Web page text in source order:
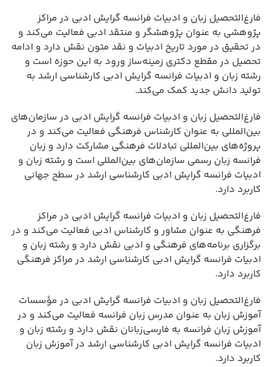
فارغ‌التحصیل زبان و ادبیات فرانسه گرایش ادبی در مراکز
پژوهشی به عنوان پژوهشگر و منتقد ادبی فعالیت می‌کند و
در تحقیق در مورد تاریخ ادبیات و نقد متون نقش دارد و ادامه
تحصیل در مقطع دکتری زمینه‌ساز ورود به این حوزه است و
رشته زبان و ادبیات فرانسه گرایش ادبی کارشناسی ارشد به
تولید دانش جدید کمک می‌کند.
فارغ‌التحصیل زبان و ادبیات فرانسه گرایش ادبی در سازمان‌های
بین‌المللی به عنوان کارشناس فرهنگی فعالیت می‌کند و در
پروژه‌های بین‌المللی تبادلات فرهنگی مشارکت دارد و زبان
فرانسه زبان رسمی سازمان‌های بین‌المللی است و رشته زبان و
ادبیات فرانسه گرایش ادبی کارشناسی ارشد در سطح جهانی
کاربرد دارد.
فارغ‌التحصیل زبان و ادبیات فرانسه گرایش ادبی در مراکز
فرهنگی به عنوان مشاور و کارشناس ادبی فعالیت می‌کند و در
برگزاری برنامه‌های فرهنگی و ادبی نقش دارد و رشته زبان و
ادبیات فرانسه گرایش ادبی کارشناسی ارشد در مراکز فرهنگی
کاربرد دارد.
فارغ‌التحصیل زبان و ادبیات فرانسه گرایش ادبی در مؤسسات
آموزش زبان به عنوان مدرس زبان فرانسه فعالیت می‌کند و در
آموزش زبان فرانسه به فارسی‌زبانان نقش دارد و رشته زبان و
ادبیات فرانسه گرایش ادبی کارشناسی ارشد در آموزش زبان
کاربرد دارد.